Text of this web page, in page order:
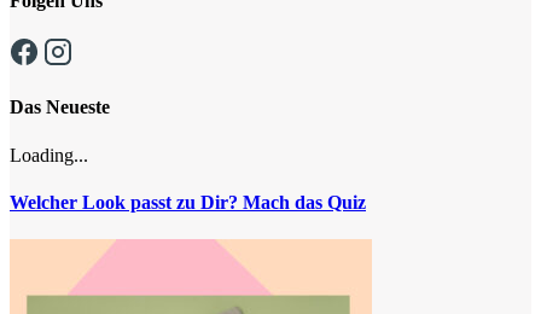
Das Neueste
Loading...
Welcher Look passt zu Dir? Mach das Quiz